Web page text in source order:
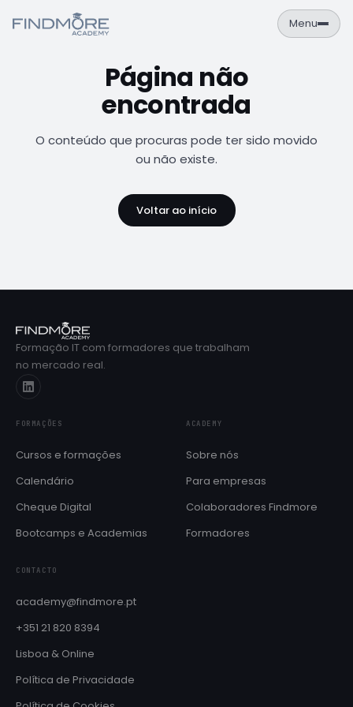
Menu
Área de Aluno
Formações
Catálogo completo de formações IT
Calendário
Próximas edições e datas de início
Aulas de línguas
Inglês e Francês reservados ao ecossistema Findmore
BOOTCAMPS E ACADEMIAS
Brain QA Academy
Página não
encontrada
O conteúdo que procuras pode ter sido movido
ou não existe.
Voltar ao início
Formação IT com formadores que trabalham
no mercado real.
FORMAÇÕES
Cursos e formações
Calendário
Cheque Digital
Bootcamps e Academias
ACADEMY
Sobre nós
Para empresas
Colaboradores Findmore
Formadores
CONTACTO
academy@findmore.pt
+351 21 820 8394
Lisboa & Online
Política de Privacidade